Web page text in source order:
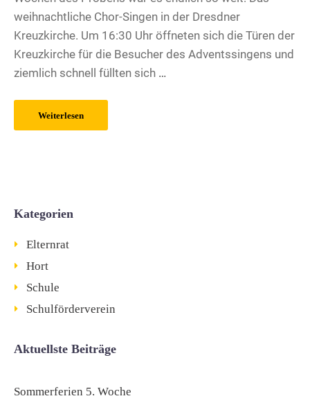
weihnachtliche Chor-Singen in der Dresdner
Kreuzkirche. Um 16:30 Uhr öffneten sich die Türen der
Kreuzkirche für die Besucher des Adventssingens und
ziemlich schnell füllten sich …
Weiterlesen
Kategorien
Elternrat
Hort
Schule
Schulförderverein
Aktuellste Beiträge
Sommerferien 5. Woche